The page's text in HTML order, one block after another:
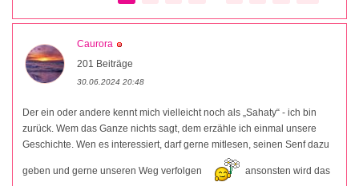
Caurora
201 Beiträge
30.06.2024 20:48
Der ein oder andere kennt mich vielleicht noch als „Sahaty“ - ich bin
zurück. Wem das Ganze nichts sagt, dem erzähle ich einmal unsere
Geschichte. Wen es interessiert, darf gerne mitlesen, seinen Senf dazu
geben und gerne unseren Weg verfolgen ansonsten wird das